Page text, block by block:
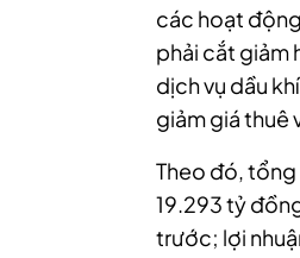
các hoạt
phải cắt giảm
dịch vụ dầu
giảm giá thuê
Theo đó, tổng
19.293 tỷ
trước; lợi